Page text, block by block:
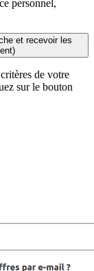
personnel,
et recevoir les
de votre
sur le bouton